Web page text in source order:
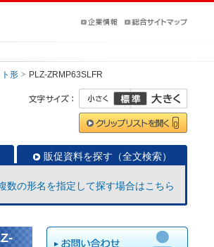
形 PLZ-ZRMP63SLFR
販促資料を探す（全文検索）
数の形名を指定して探す場合はこちら